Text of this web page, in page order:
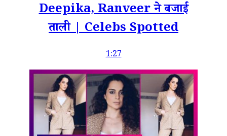
Deepika, Ranveer ने बजाई
ताली | Celebs Spotted
1:27